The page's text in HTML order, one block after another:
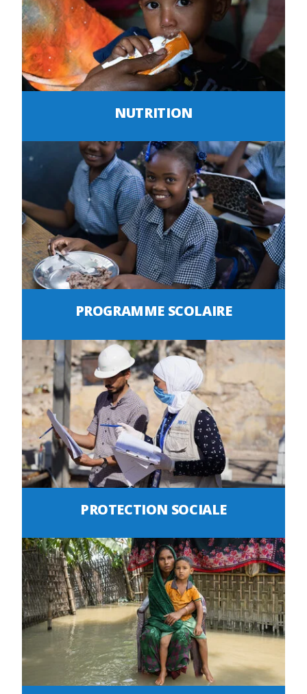
NUTRITION
PROGRAMME SCOLAIRE
PROTECTION SOCIALE